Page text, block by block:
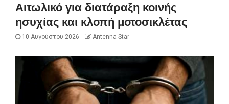
Αιτωλικό για διατάραξη κοινής
ησυχίας και κλοπή μοτοσικλέτας
10 Αυγούστου 2026 Antenna-Star